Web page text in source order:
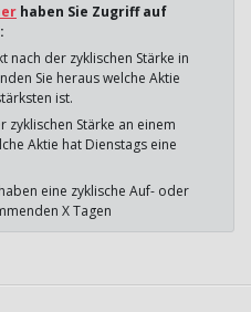
haben Sie Zugriff auf
nach der zyklischen Stärke in
Sie heraus welche Aktie
ist.
zyklischen Stärke an einem
Aktie hat Dienstags eine
eine zyklische Auf- oder
X Tagen